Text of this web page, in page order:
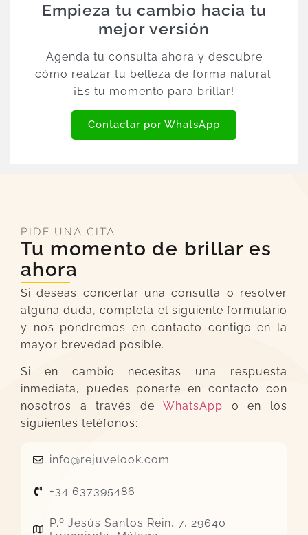
Empieza tu cambio hacia tu
mejor versión
Agenda tu consulta ahora y descubre
cómo realzar tu belleza de forma natural.
¡Es tu momento para brillar!
Contactar por WhatsApp
PIDE UNA CITA
Tu momento de brillar es
ahora
Si deseas concertar una consulta o resolver
alguna duda, completa el siguiente formulario
y nos pondremos en contacto contigo en la
mayor brevedad posible.
Si en cambio necesitas una respuesta
inmediata, puedes ponerte en contacto con
nosotros a través deWhatsApp o en los
siguientes teléfonos:
info@rejuvelook.com
+34 637395486
P.º Jesús Santos Rein, 7, 29640